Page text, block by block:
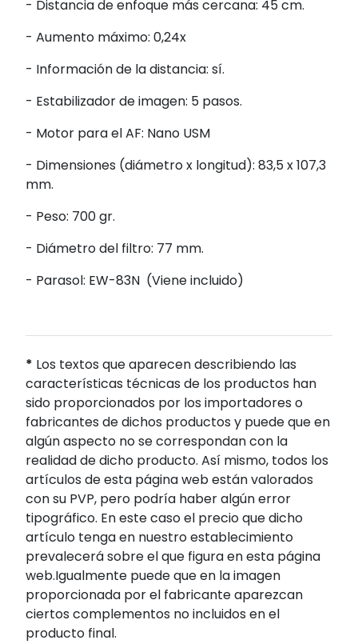
- Distancia de enfoque más cercana: 45 cm.
- Aumento máximo: 0,24x
- Información de la distancia: sí.
- Estabilizador de imagen: 5 pasos.
- Motor para el AF: Nano USM
- Dimensiones (diámetro x longitud): 83,5 x 107,3
mm.
- Peso: 700 gr.
- Diámetro del filtro: 77 mm.
- Parasol: EW-83N (Viene incluido)
* Los textos que aparecen describiendo las
características técnicas de los productos han
sido proporcionados por los importadores o
fabricantes de dichos productos y puede que en
algún aspecto no se correspondan con la
realidad de dicho producto. Así mismo, todos los
artículos de esta página web están valorados
con su PVP, pero podría haber algún error
tipográfico. En este caso el precio que dicho
artículo tenga en nuestro establecimiento
prevalecerá sobre el que figura en esta página
web.Igualmente puede que en la imagen
proporcionada por el fabricante aparezcan
ciertos complementos no incluidos en el
producto final.